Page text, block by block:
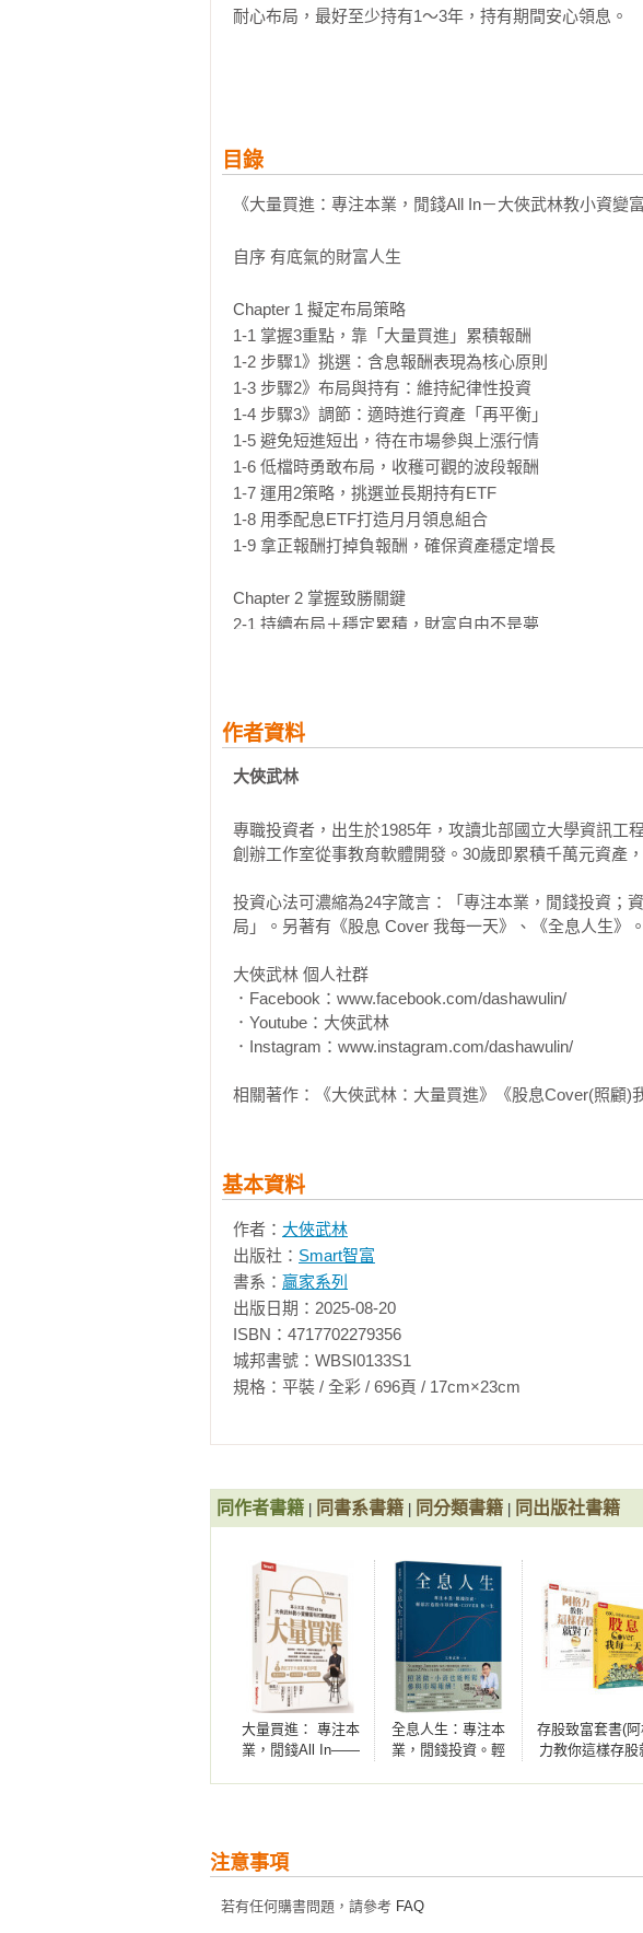
耐心布局，最好至少持有1～3年，持有期間安心領息。
【本書重點】
‧主流ETF投資特點：市值型、高息型、槓桿型3大主流
‧掌握科技型ETF投資焦點：不想錯過人工智慧、半導
‧認識趨勢主題型ETF：電動車、數位支付、股價動能
‧月月領息組合搭配法：自行搭配ETF領息組合＋調整技
‧14檔金控股投資重點：分析金控股獲利來源與成長性
【大俠的投資叮嚀】
‧小資族也能存千萬
先有本業收入，再擠出閒錢，運用對的投資工具，堅持
到1,000萬，真的有可能辦得到！
‧股市大漲要謹慎，不要貪婪
‧市場高檔可「調節」，但不要離場
買的股票不能讓你睡好覺？
那麼一開始就不該買它！
抓到股價慣性，不必靠技術指標也能買到好價格
參與市場完整報酬，不必忙進忙出就能讓資產扶搖直上
★高人氣FB粉絲專頁「大俠武林」版主，追蹤人數逾8萬
★專頁文章授權「商周財富網」、《經濟日報》、《風傳
投資好手大俠武林，靠自己在36歲存到600張兆豐金；
每次進場買股票，他都將成交單貼上FB粉絲專頁公開
業，閒錢投資；資金控管，分批進場；找到週期；逢低
「專注本業，閒錢投資」：
「資金控管，分批進場」：
萬米長跑，考驗跑者體力控制的技巧；長期投資，考驗
想在股災沒錢加碼，就要使出正確的資金控管法。
「找到週期；逢低布局」
當你夠熟悉一檔股票的重要周期和股價慣性，就能趁機
▋本書重點
時，仍敢大膽加碼。
觀察過去的股價慣性，包含兆豐金在內的官股金控，每
之後，也會有3個上漲的時段。掌握住這個慣性和了解
總是無法下定決心進場？教你用定期定額、不定期不定
過。
‧搶在公司宣布前，提前估算官股金控可能配息
當官股金控開完董事會宣布股利時，股價早就上漲了；
索，及早估算可能配發股利，搶先在起漲前進場。
目錄
《大量買進：專注本業，閒錢All In－大俠武林教小資變
自序 有底氣的財富人生
Chapter 1 擬定布局策略
1-1 掌握3重點，靠「大量買進」累積報酬
1-2 步驟1》挑選：含息報酬表現為核心原則
1-3 步驟2》布局與持有：維持紀律性投資
1-4 步驟3》調節：適時進行資產「再平衡」
1-5 避免短進短出，待在市場參與上漲行情
1-6 低檔時勇敢布局，收穫可觀的波段報酬
1-7 運用2策略，挑選並長期持有ETF
1-8 用季配息ETF打造月月領息組合
1-9 拿正報酬打掉負報酬，確保資產穩定增長
Chapter 2 掌握致勝關鍵
2-1 持續布局＋穩定累積，財富自由不是夢
2-5 股市長期上漲主因2》全球人口增長
2-7 股市長期上漲主因4》貨幣政策的調控
2-9 波動期間保持冷靜，避免被市場情緒左右
2-10 做好時間＋財富管理，拿回人生主導權
Chapter 3 投資報告1》14檔金控
3-1 認識5重要名詞，掌握金融業財務體質
3-2 兆豐金》官股金控獲利王，但成長性平淡
3-3 華南金》克服利差縮水穩健獲利
3-4 第一金》獲利穩定 成長卻面臨趨緩
3-6 中信金》獲利推升股價大幅上漲
3-9 永豐金》放款嚴謹，獲利處在成長軌道
3-10 國泰金》壽險與銀行業務雙成長
3-11 富邦金》穩居金控獲利王寶座
3-12 凱基金》發展均衡，獲利成長性佳
3-13 新光金》完成合併前仍有利可圖
3-14 元大金》證券成長性不如預期強勁
3-15 國票金》降息環境下獲利有望成長
Chapter 4 投資報告2》市值型、槓桿型ETF
Chapter 5 投資報告3》高息型ETF
5-2 國泰永續高股息》重視ESG 的高息型ETF楷模
5-3 凱基優選高股息30》兼具獲利性＋低波動
5-4 大華優利高填息30》聚焦股利率與填息能力
5-5 群益台灣精選高息》動態調整機制創造高殖利率
Chapter 6 投資報告4》科技、半導體ETF
6-1 富邦科技》台灣老牌科技股ETF
6-2 元大全球AI》布局美國大型科技股
6-3 國泰北美科技》軟硬體產業配置兼備
6-6 中信關鍵半導體》首檔結合半導體與ESG 的ETF
6-8 新光臺灣半導體30》鎖定市值前30大公司
作者資料
大俠武林
專職投資者，出生於1985年，攻讀北部國立大學資訊工
創辦工作室從事教育軟體開發。30歲即累積千萬元資產
投資心法可濃縮為24字箴言：「專注本業，閒錢投資；
局」。另著有《股息 Cover 我每一天》、《全息人生》。
大俠武林 個人社群
．Facebook：www.facebook.com/dashawulin/
．Youtube：大俠武林
．Instagram：www.instagram.com/dashawulin/
相關著作：《大俠武林：大量買進》《股息Cover(照顧)
基本資料
作者： 大俠武林
出版社： Smart智富
書系： 贏家系列
出版日期：2025-08-20
ISBN：4717702279356
城邦書號：WBSI0133S1
規格：平裝 / 全彩 / 696頁 / 17cm×23cm
同作者書籍 同書系書籍 同分類書籍 同出版社書籍
大量買進： 專注本
業，閒錢All In——
全息人生：專注本
業，閒錢投資。輕
存股致富套書(
力教你這樣存股
注意事項
若有任何購書問題，請參考 FAQ